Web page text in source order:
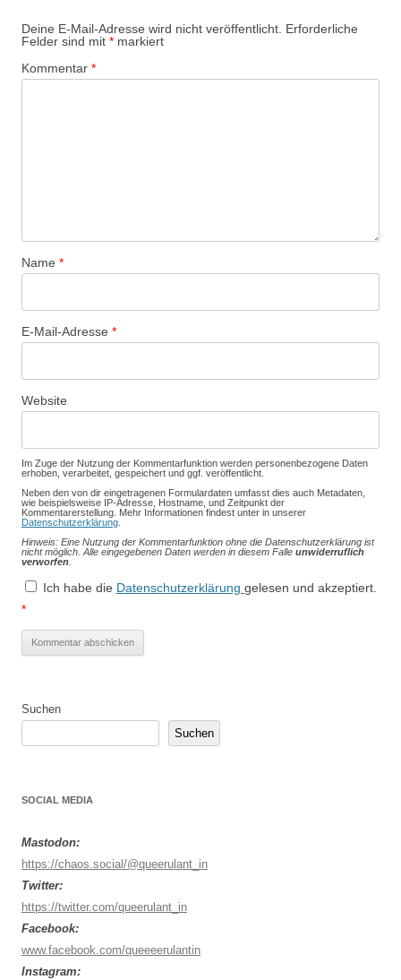
Deine E-Mail-Adresse wird nicht veröffentlicht. Erforderliche
Felder sind mit * markiert
Kommentar *
Name *
E-Mail-Adresse *
Website
Im Zuge der Nutzung der Kommentarfunktion werden personenbezogene Daten
erhoben, verarbeitet, gespeichert und ggf. veröffentlicht.
Neben den von dir eingetragenen Formulardaten umfasst dies auch Metadaten,
wie beispielsweise IP-Adresse, Hostname, und Zeitpunkt der
Kommentarerstellung. Mehr Informationen findest unter in unserer
Datenschutzerklärung
Hinweis: Eine Nutzung der Kommentarfunktion ohne die Datenschutzerklärung ist
nicht möglich. Alle eingegebenen Daten werden in diesem Falle unwiderruflich
verworfen
Ich habe die Datenschutzerklärung gelesen und akzeptiert.
*
Suchen
Suchen
SOCIAL MEDIA
Mastodon:
https://chaos.social/@queerulant_in
Twitter:
https://twitter.com/queerulant_in
Facebook:
www.facebook.com/queeeerulantin
Instagram: